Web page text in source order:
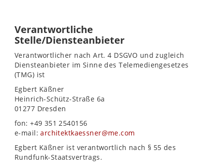
Verantwortliche
Stelle/Diensteanbieter
Verantwortlicher nach Art. 4 DSGVO und zugleich
Diensteanbieter im Sinne des Telemediengesetzes
(TMG) ist
Egbert Käßner
Heinrich-Schütz-Straße 6a
01277 Dresden
fon: +49 351 2540156
e-mail:architektkaessner@me.com
Egbert Käßner ist verantwortlich nach § 55 des
Rundfunk-Staatsvertrags.